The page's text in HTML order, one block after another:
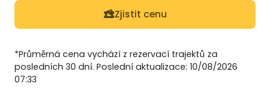
Zjistit cenu
*Průměrná cena vychází z rezervací trajektů za
posledních 30 dní. Poslední aktualizace: 10/08/2026
07:33